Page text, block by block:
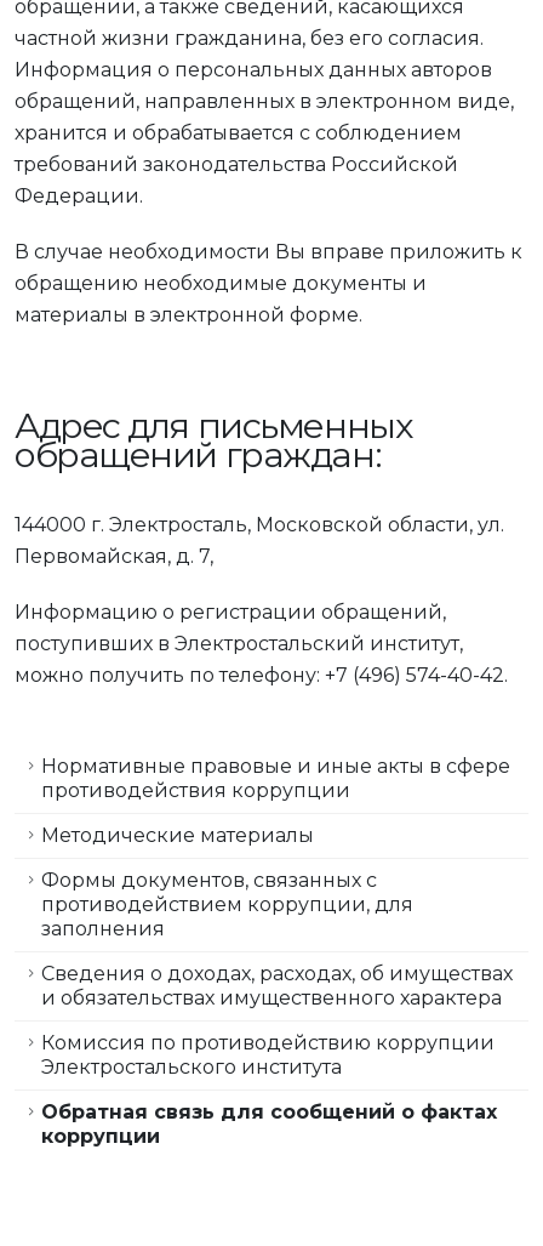
Нормативные правовые и иные акты в сфере
противодействия коррупции
Методические материалы
Формы документов, связанных с
противодействием коррупции, для
заполнения
Сведения о доходах, расходах, об имуществах
и обязательствах имущественного характера
Комиссия по противодействию коррупции
Электростальского института
Обратная связь для сообщений о фактах
коррупции
обращении, а также сведений, касающихся
частной жизни гражданина, без его согласия.
Информация о персональных данных авторов
обращений, направленных в электронном виде,
хранится и обрабатывается с соблюдением
требований законодательства Российской
Федерации.
В случае необходимости Вы вправе приложить к
обращению необходимые документы и
материалы в электронной форме.
Адрес для письменных
обращений граждан:
144000 г. Электросталь, Московской области, ул.
Первомайская, д. 7,
Информацию о регистрации обращений,
поступивших в Электростальский институт,
можно получить по телефону: +7 (496) 574-40-42.